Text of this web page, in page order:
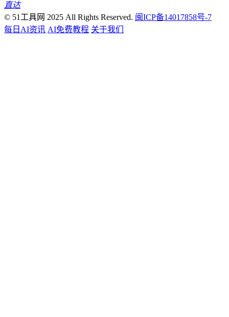
直达
© 51工具网 2025 All Rights Reserved. 闽ICP备14017858号-7
每日AI资讯 AI免费教程 关于我们